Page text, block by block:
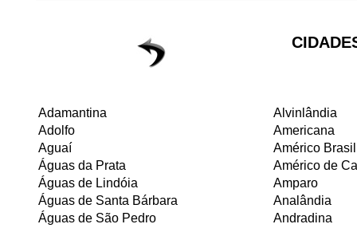
Adamantina
Alvinlândia
Adolfo
Americana
Aguaí
Américo
Águas da Prata
Américo de
Águas de Lindóia
Amparo
Águas de Santa Bárbara
Analândia
Águas de São Pedro
Andradina